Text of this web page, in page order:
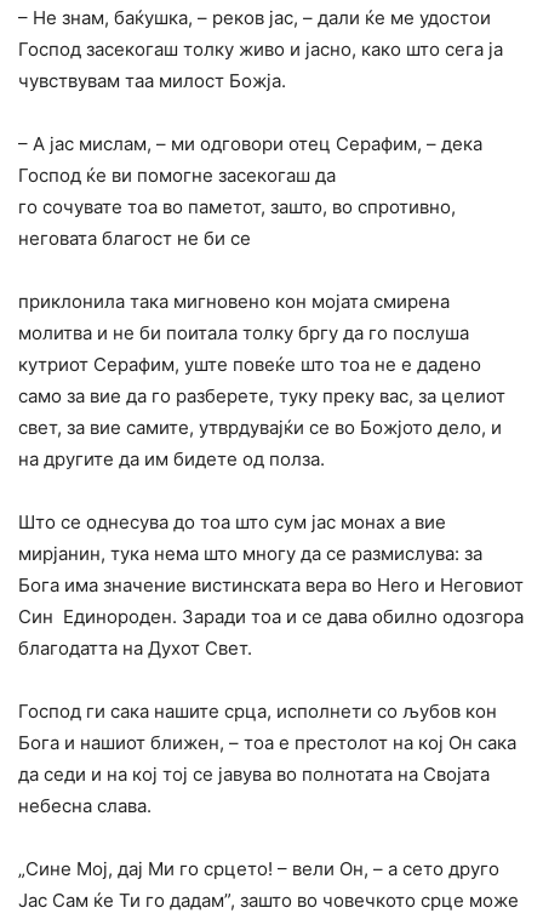
– He знам, баќушка, – реков јас, – дали ќе ме удостои
Господ засекогаш толку живо и јасно, како што сега ja
чувствувам таа милост Божја.
– A jac мислам, – ми одговори отец Серафим, – дека
Господ ќе ви помогне засекогаш да
го сочувате тоа во паметот, зашто, во спротивно,
неговата благост не би се
приклонила така мигновено кон мојата смирена
молитва и не би поитала толку бргу да го послуша
кутриот Серафим, уште повеќе што тоа не е дадено
само за вие да го разберете, туку преку вас, за целиот
свет, за вие самите, утврдувајќи се во Божјото дело, и
на другите да им бидете од полза.
Што се однесува до тоа што сум јас монах а вие
мирјанин, тука нема што многу да се размислува: за
Бога има значение вистинската вера во Hero и Неговиот
Син Единороден. Заради тоа и се дава обилно одозгора
благодатта на Духот Свет.
Господ ги сака нашите срца, исполнети co љубов кон
Бога и нашиот ближен, – тоа е престолот на кој Он сака
да седи и на кој тој се јавува во полнотата на Својата
небесна слава.
„Сине Мој, дај Ми го срцето! – вели Он, – а сето друго
Јас Сам ќе Ти го дадам”, зашто во човечкото срце може